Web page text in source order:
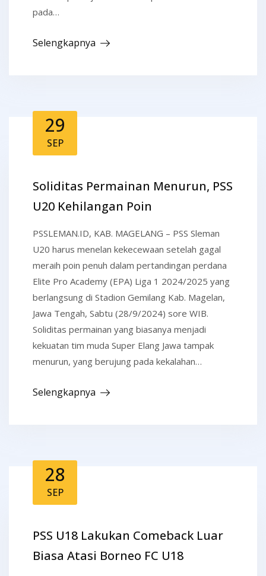
pada…
Selengkapnya
29
SEP
Soliditas Permainan Menurun, PSS
U20 Kehilangan Poin
PSSLEMAN.ID, KAB. MAGELANG – PSS Sleman
U20 harus menelan kekecewaan setelah gagal
meraih poin penuh dalam pertandingan perdana
Elite Pro Academy (EPA) Liga 1 2024/2025 yang
berlangsung di Stadion Gemilang Kab. Magelan,
Jawa Tengah, Sabtu (28/9/2024) sore WIB.
Soliditas permainan yang biasanya menjadi
kekuatan tim muda Super Elang Jawa tampak
menurun, yang berujung pada kekalahan…
Selengkapnya
28
SEP
PSS U18 Lakukan Comeback Luar
Biasa Atasi Borneo FC U18